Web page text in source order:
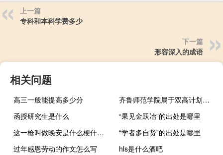
上一篇
专科和本科学费多少
下一篇
形容深入的成语
相关问题
高三一般能提高多少分
齐鲁师范学院属于双高计划院校吗
函授研究生是什么
“果见金跃冶”的出处是哪里
这一枪叫做晚安是什么梗什么梗
“学者多自贤”的出处是哪里
过年感恩劳动的作文怎么写
hls是什么酒吧